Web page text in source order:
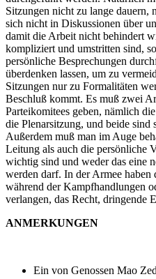
Sitzungen nicht zu lange dauern,
sich nicht in Diskussionen über
damit die Arbeit nicht behindert
kompliziert und umstritten sind,
persönliche Besprechungen
überdenken lassen, um zu
Sitzungen nur zu Formalitäten
Beschluß kommt. Es muß zwei
Parteikomitees geben, nämlich
die Plenarsitzung, und beide sind
Außerdem muß man im Auge
Leitung als auch die persönliche
wichtig sind und weder das eine
werden darf. In der Armee
während der Kampfhandlungen
verlangen, das Recht, dringende
ANMERKUNGEN
Ein von Genossen Mao